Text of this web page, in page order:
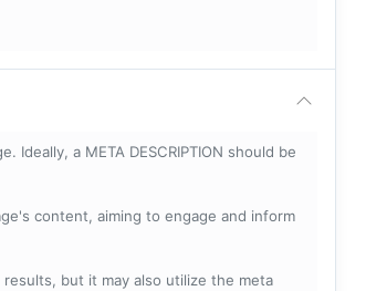
a META DESCRIPTION should be
content, aiming to engage and inform
but it may also utilize the meta